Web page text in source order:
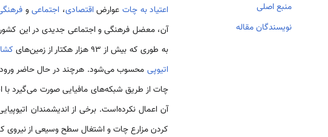
منبع اصلی
نویسندگان مقاله
اعتیاد به چاتعوارضاقتصادی، اجتماعیو
آن، معضل فرهنگی و اجتماعی جدیدی در این
به طوری که بیش از 93 هزار هکتار از زمین‌های
اتیوپیمحسوب می‌شود. هرچند در حال حاضر
چات از طریق شبکه‌های مافیایی صورت می‌گیرد با
آن اعمال نکرده‌است. برخی از اندیشمندان
کردن مزارع چات و اشتغال سطح وسیعی از نیروی